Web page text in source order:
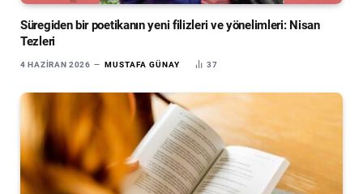
Süregiden bir poetikanın yeni filizleri ve yönelimleri: Nisan
Tezleri
4 HAZIRAN 2026 MUSTAFA GÜNAY 37